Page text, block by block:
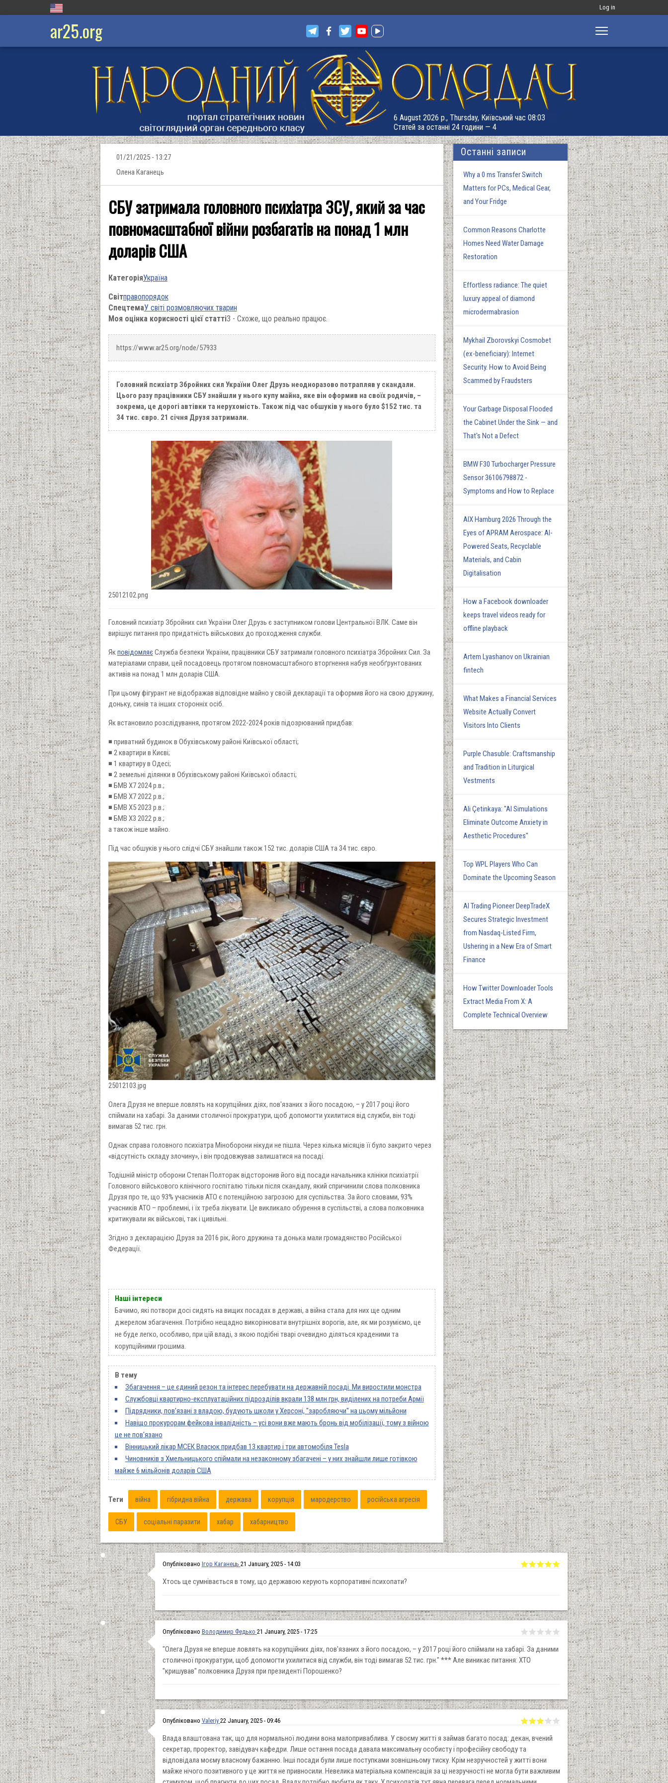
Меню
запису
Log in
ar25.org
6 August 2026 р., Thursday, Київський час 08:03
Статей за останні 24 години — 4
01/21/2025 - 13:27
Олена Каганець
СБУ затримала головного психіатра ЗСУ, який за час
повномасштабної війни розбагатів на понад 1 млн
доларів США
КатегоріяУкраїна
Світправопорядок
СпецтемаУ світі розмовляючих тварин
Моя оцінка корисності цієї статті3 - Схоже, що реально працює.
https://www.ar25.org/node/57933
Головний психіатр Збройних сил України Олег Друзь неодноразово потрапляв у скандали.
Цього разу працівники СБУ знайшли у нього купу майна, яке він оформив на своїх родичів, –
зокрема, це дорогі автівки та нерухомість. Також під час обшуків у нього було $152 тис. та
34 тис. євро. 21 січня Друзя затримали.
25012102.png
Головний психіатр Збройних сил України Олег Друзь є заступником голови Центральної ВЛК. Саме він
вирішує питання про придатність військових до проходження служби.
ЯкповідомляєСлужба безпеки України, працівники СБУ затримали головного психіатра Збройних Сил. За
матеріалами справи, цей посадовець протягом повномасштабного вторгнення набув необґрунтованих
активів на понад 1 млн доларів США.
При цьому фігурант не відображав відповідне майно у своїй декларації та оформив його на свою дружину,
доньку, синів та інших сторонніх осіб.
Як встановило розслідування, протягом 2022-2024 років підозрюваний придбав:
◾️ приватний будинок в Обухівському районі Київської області;
◾️ 2 квартири в Києві;
◾️ 1 квартиру в Одесі;
◾️ 2 земельні ділянки в Обухівському районі Київської області;
◾️ БМВ Х7 2024 р.в.;
◾️ БМВ Х7 2022 р.в.;
◾️ БМВ Х5 2023 р.в.;
◾️ БМВ Х3 2022 р.в.;
а також інше майно.
Під час обшуків у нього слідчі СБУ знайшли також 152 тис. доларів США та 34 тис. євро.
25012103.jpg
Олега Друзя не вперше ловлять на корупційних діях, пов'язаних з його посадою, – у 2017 році його
спіймали на хабарі. За даними столичної прокуратури, щоб допомогти ухилитися від служби, він тоді
вимагав 52 тис. грн.
Однак справа головного психіатра Міноборони нікуди не пішла. Через кілька місяців її було закрито через
«відсутність складу злочину», і він продовжував залишатися на посаді.
Тодішній міністр оборони Степан Полторак відсторонив його від посади начальника клініки психіатрії
Головного військового клінічного госпіталю тільки після скандалу, який спричинили слова полковника
Друзя про те, що 93% учасників АТО є потенційною загрозою для суспільства. За його словами, 93%
учасників АТО – проблемні, і їх треба лікувати. Це викликало обурення в суспільстві, а слова полковника
критикували як військові, так і цивільні.
Згідно з декларацією Друзя за 2016 рік, його дружина та донька мали громадянство Російської
Федерації.
Наші інтереси
Бачимо, які потвори досі сидять на вищих посадах в державі, а війна стала для них ще одним
джерелом збагачення. Потрібно нещадно викорінювати внутрішніх ворогів, але, як ми розуміємо, це
не буде легко, особливо, при цій владі, з якою подібні тварі очевидно діляться краденими та
корупційними грошима.
В тему
Збагачення – це єдиний резон та інтерес перебувати на державній посаді. Ми виростили монстра
Службовці квартирно-експлуатаційних підрозділів вкрали 138 млн грн, виділених на потреби Армії
Підрядники, пов’язані з владою, будують школи у Херсоні, "заробляючи" на цьому мільйони
Навіщо прокурорам фейкова інвалідність – усі вони вже мають бронь від мобілізації, тому з війною
це не пов'язано
Вінницький лікар МСЕК Власюк придбав 13 квартир і три автомобіля Tesla
Чиновників з Хмельницького спіймали на незаконному збагачені – у них знайшли лише готівкою
майже 6 мільйонів доларів США
Теги війна гібридна війна держава корупція мародерство російська агресія
СБУ соціальні паразити хабар хабарництво
Останні записи
Why a 0 ms Transfer Switch
Matters for PCs, Medical Gear,
and Your Fridge
Common Reasons Charlotte
Homes Need Water Damage
Restoration
Effortless radiance: The quiet
luxury appeal of diamond
microdermabrasion
Mykhail Zborovskyi Cosmobet
(ex-beneficiary): Internet
Security. How to Avoid Being
Scammed by Fraudsters
Your Garbage Disposal Flooded
the Cabinet Under the Sink — and
That's Not a Defect
BMW F30 Turbocharger Pressure
Sensor 36106798872 -
Symptoms and How to Replace
AIX Hamburg 2026 Through the
Eyes of APRAM Aerospace: AI-
Powered Seats, Recyclable
Materials, and Cabin
Digitalisation
How a Facebook downloader
keeps travel videos ready for
offline playback
Artem Lyashanov on Ukrainian
fintech
What Makes a Financial Services
Website Actually Convert
Visitors Into Clients
Purple Chasuble: Craftsmanship
and Tradition in Liturgical
Vestments
Ali Çetinkaya: "AI Simulations
Eliminate Outcome Anxiety in
Aesthetic Procedures"
Top WPL Players Who Can
Dominate the Upcoming Season
AI Trading Pioneer DeepTradeX
Secures Strategic Investment
from Nasdaq-Listed Firm,
Ushering in a New Era of Smart
Finance
How Twitter Downloader Tools
Extract Media From X: A
Complete Technical Overview
Опубліковано Ігор Каганець 21 January, 2025 - 14:03
Хтось ще сумнівається в тому, що державою керують корпоративні психопати?
Опубліковано Володимир Федько 21 January, 2025 - 17:25
"Олега Друзя не вперше ловлять на корупційних діях, пов'язаних з його посадою, – у 2017 році його спіймали на хабарі. За даними
столичної прокуратури, щоб допомогти ухилитися від служби, він тоді вимагав 52 тис. грн." *** Але виникає питання: ХТО
"кришував" полковника Друзя при президенті Порошенко?
Опубліковано Valeriy 22 January, 2025 - 09:46
Влада влаштована так, що для нормальної людини вона малоприваблива. У своєму житті я займав багато посад: декан, вчений
секретар, проректор, завідувач кафедри. Лише остання посада давала максимальну особисту і професійну свободу та
відповідала моєму власному бажанню. Інші посади були лише поступками зовнішньому тиску. Крім незручностей у житті вони
майже нічого позитивного у це життя не привносили. Невелика матеріальна компенсація за ці незручності не могла бути важливим